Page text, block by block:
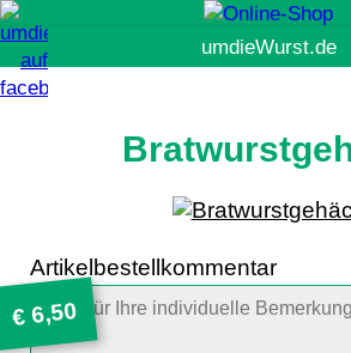
€6,50
Artikelbestellkommentar